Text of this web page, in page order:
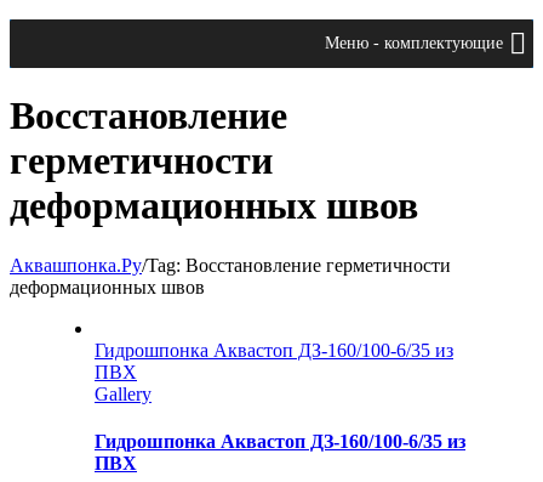
Меню - комплектующие
Восстановление
герметичности
деформационных швов
Аквашпонка.Ру/Tag: Восстановление герметичности
деформационных швов
Гидрошпонка Аквастоп ДЗ-160/100-6/35 из
ПВХ
Gallery
Гидрошпонка Аквастоп ДЗ-160/100-6/35 из
ПВХ